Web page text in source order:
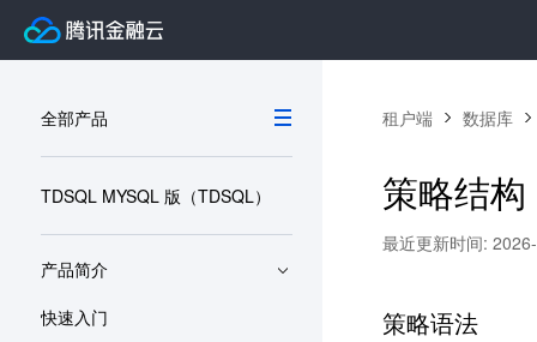
全部产品
TDSQL MYSQL 版（TDSQL）
产品简介
快速入门
租户端 数据库
策略结构
最近更新时间:
策略语法